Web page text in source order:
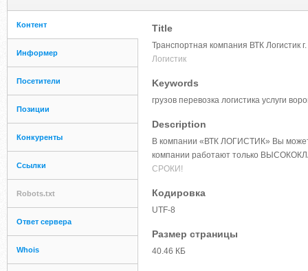
Контент
Информер
Посетители
Позиции
Конкуренты
Ссылки
Robots.txt
Ответ сервера
Whois
Title
Транспортная компания ВТК Логистик
Логистик
Keywords
грузов перевозка логистика услуги
Description
В компании «ВТК ЛОГИСТИК» Вы можете
компании работают только
СРОКИ!
Кодировка
UTF-8
Размер страницы
40.46 КБ